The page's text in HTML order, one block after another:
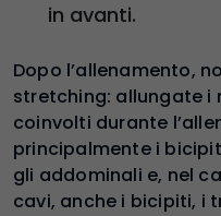
in avanti.
Dopo l’allenamento,
stretching: allungate i
coinvolti durante
principalmente i
gli addominali e, nel
cavi, anche i bicipiti, i